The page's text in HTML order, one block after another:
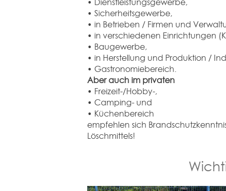
• Sicherheitsgewerbe,
• in Betrieben / Firmen und
• in verschiedenen Einrichtungen
• Baugewerbe,
• in Herstellung und Produktion /
• Gastronomiebereich.
Aber auch im privaten
• Freizeit-/Hobby-,
• Camping- und
• Küchenbereich
empfehlen sich
Löschmittels!